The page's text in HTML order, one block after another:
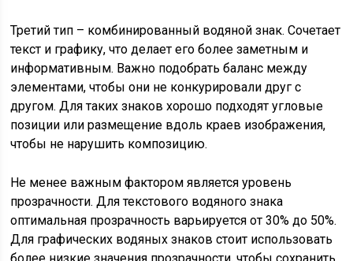
Третий тип – комбинированный водяной знак. Сочетает
текст и графику, что делает его более заметным и
информативным. Важно подобрать баланс между
элементами, чтобы они не конкурировали друг с
другом. Для таких знаков хорошо подходят угловые
позиции или размещение вдоль краев изображения,
чтобы не нарушить композицию.
Не менее важным фактором является уровень
прозрачности. Для текстового водяного знака
оптимальная прозрачность варьируется от 30% до 50%.
Для графических водяных знаков стоит использовать